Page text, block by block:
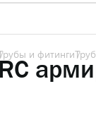
и фитинги